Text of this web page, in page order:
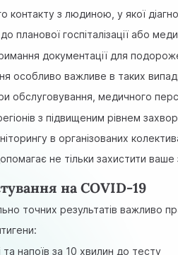
контакту з людиною, у якої
планової госпіталізації або
документації для
особливо важливе в таких
обслуговування, медичного
з підвищеним рівнем
в організованих
не тільки захистити
на COVID-19
точних результатів важливо
та напоїв за 10 хвилин до тесту